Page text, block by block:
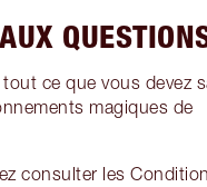
tout ce que vous devez
magiques de
consulter les